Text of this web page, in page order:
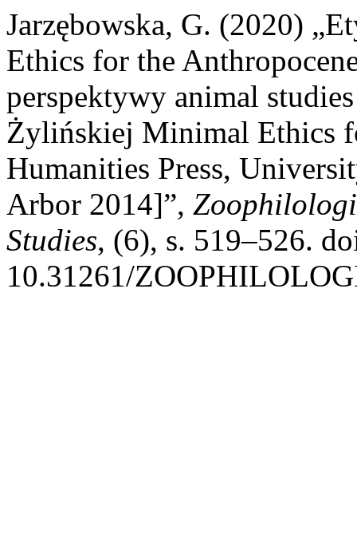
Jarzębowska, G. (2020)
Ethics for the
perspektywy animal
Żylińskiej Minimal Ethics
Humanities Press,
Arbor 2014]”,
Studies, (6), s. 519–526.
10.31261/